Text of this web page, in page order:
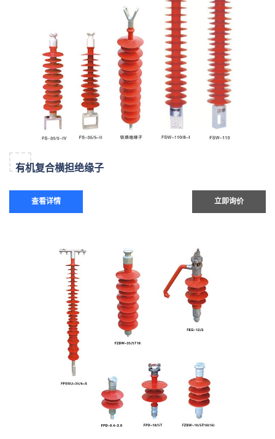
有机复合横担绝缘子
查看详情 立即询价